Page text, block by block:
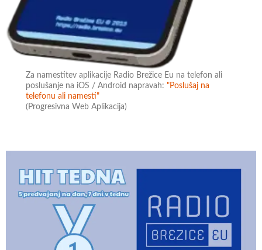
Za namestitev aplikacije Radio Brežice Eu na telefon ali
poslušanje na iOS / Android napravah:"Poslušaj na
telefonu ali namesti"
(Progresivna Web Aplikacija)